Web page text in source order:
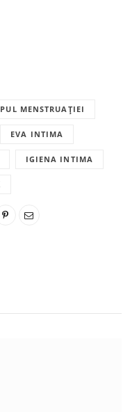
MENSTRUAȚIEI
EVA INTIMA
IGIENA INTIMA